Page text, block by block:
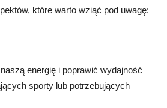
które warto wziąć pod uwagę:
energię i poprawić wydajność
sporty lub potrzebujących